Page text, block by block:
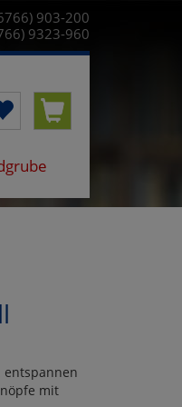
903-200
9323-960
entspannen
mit